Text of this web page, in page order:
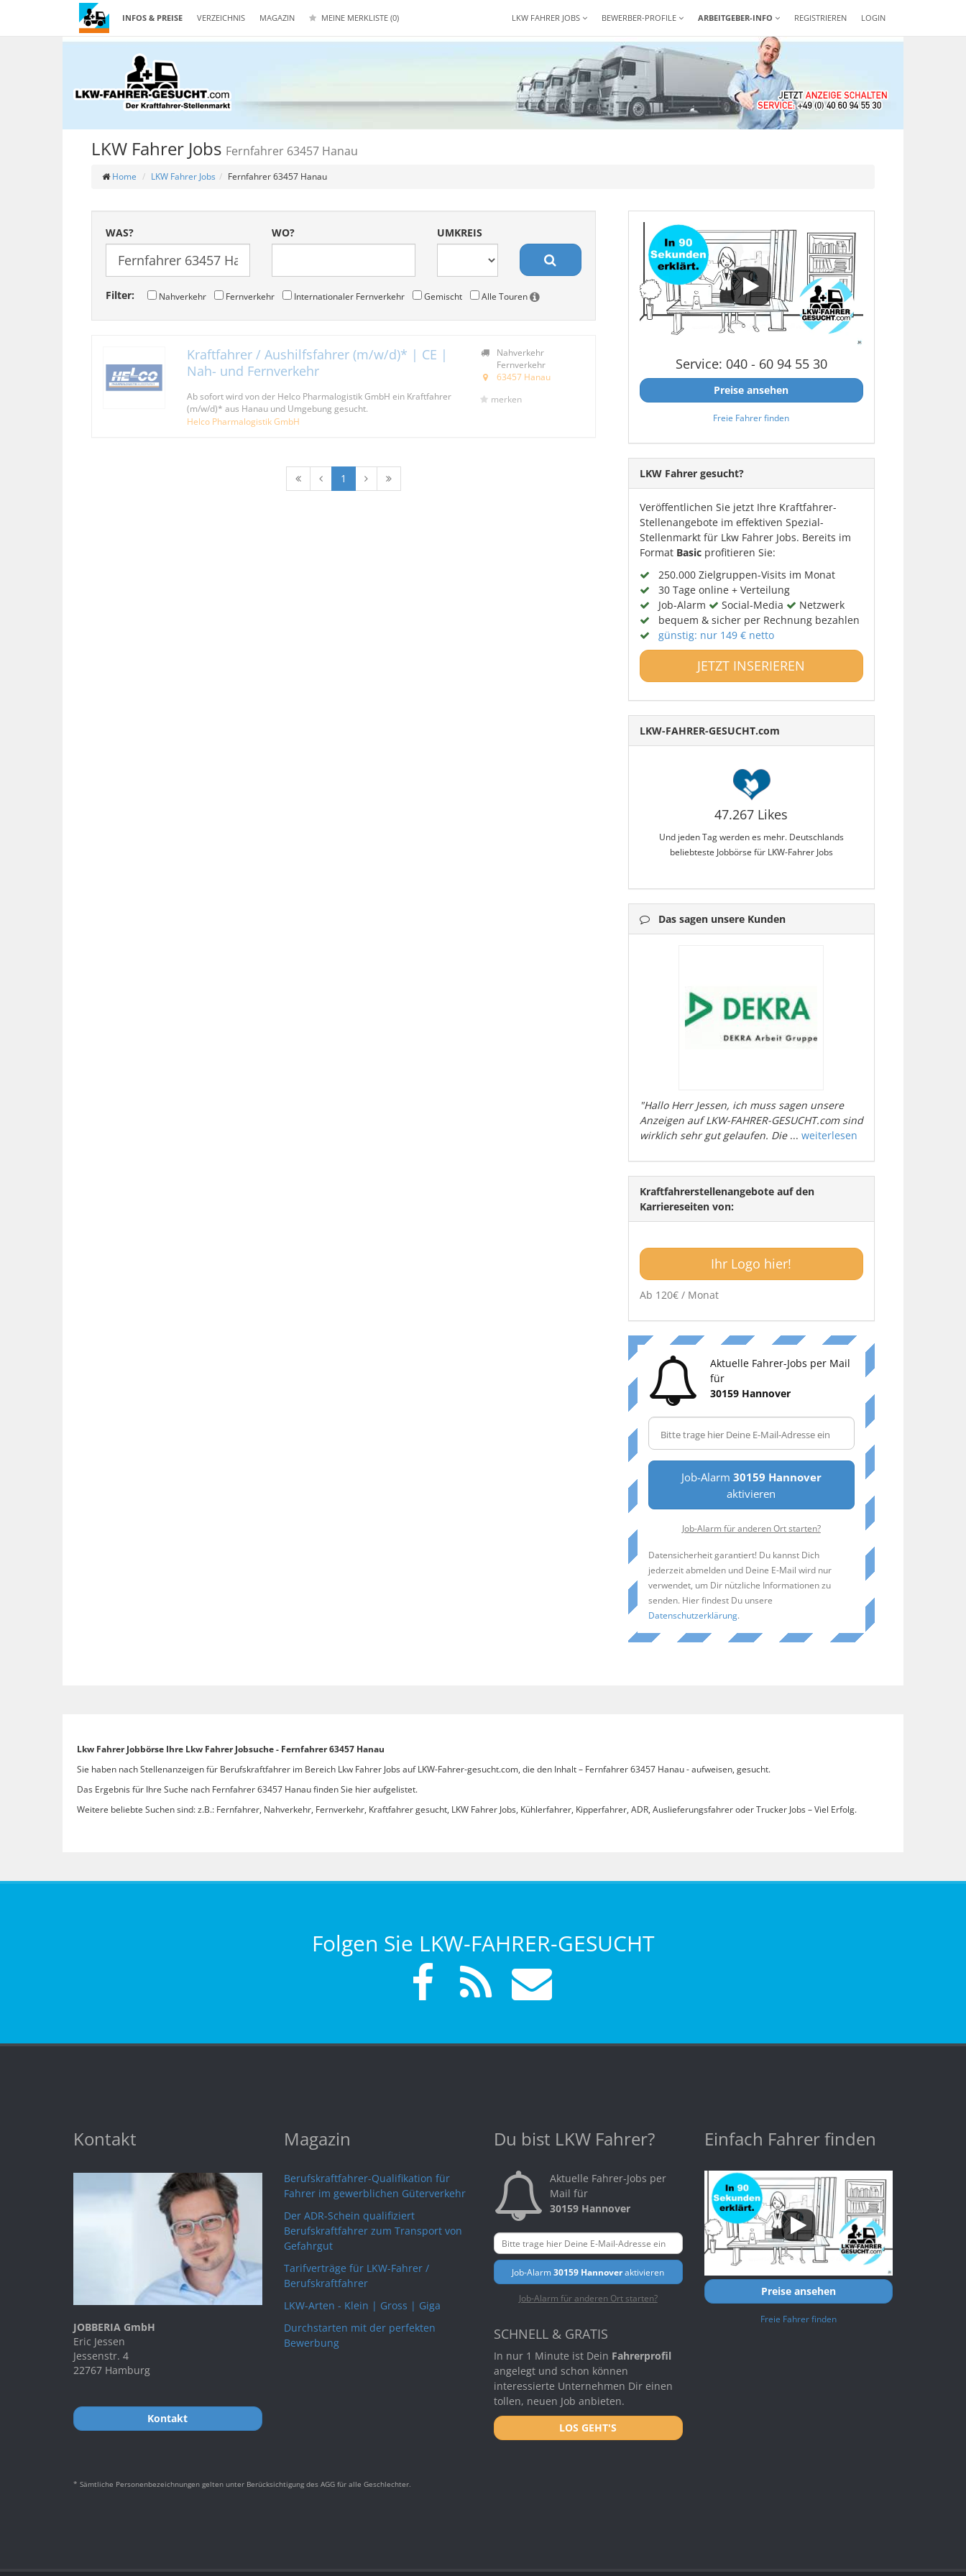
INFOS & PREISE VERZEICHNIS MAGAZIN MEINE MERKLISTE (0) REGISTRIEREN LOGIN
LKW FAHRER JOBS BEWERBER-PROFILE ARBEITGEBER-INFO
LKW Fahrer Jobs Fernfahrer 63457 Hanau
Home LKW Fahrer Jobs Fernfahrer 63457 Hanau
WAS? WO? UMKREIS
Filter: Nahverkehr Fernverkehr Internationaler Fernverkehr Gemischt Alle Touren
Kraftfahrer / Aushilfsfahrer (m/w/d)* | CE |
Nah- und Fernverkehr
Ab sofort wird von der Helco Pharmalogistik GmbH ein Kraftfahrer
(m/w/d)* aus Hanau und Umgebung gesucht.
Helco Pharmalogistik GmbH
Nahverkehr
Fernverkehr
63457 Hanau
merken
1
Service: 040 - 60 94 55 30
Preise ansehen
Freie Fahrer finden
LKW Fahrer gesucht?
Veröffentlichen Sie jetzt Ihre Kraftfahrer-
Stellenangebote im effektiven Spezial-
Stellenmarkt für Lkw Fahrer Jobs. Bereits im
Format Basicprofitieren Sie:
250.000 Zielgruppen-Visits im Monat
30 Tage online + Verteilung
Job-Alarm
Social-Media
Netzwerk
bequem & sicher per Rechnung bezahlen
günstig: nur 149 € netto
JETZT INSERIEREN
LKW-FAHRER-GESUCHT.com
47.267 Likes
Und jeden Tag werden es mehr. Deutschlands
beliebteste Jobbörse für LKW-Fahrer Jobs
Das sagen unsere Kunden
"Hallo Herr Jessen, ich muss sagen unsere
Anzeigen auf LKW-FAHRER-GESUCHT.com sind
wirklich sehr gut gelaufen. Die... weiterlesen
Kraftfahrerstellenangebote auf den
Karriereseiten von:
Ihr Logo hier!
Ab 120€ / Monat
Aktuelle Fahrer-Jobs per Mail
für
30159 Hannover
Job-Alarm 30159 Hannover
aktivieren
Job-Alarm für anderen Ort starten?
Datensicherheit garantiert! Du kannst Dich
jederzeit abmelden und Deine E-Mail wird nur
verwendet, um Dir nützliche Informationen zu
senden. Hier findest Du unsere
Datenschutzerklärung.
Lkw Fahrer Jobbörse Ihre Lkw Fahrer Jobsuche - Fernfahrer 63457 Hanau
Sie haben nach Stellenanzeigen für Berufskraftfahrer im Bereich Lkw Fahrer Jobs auf LKW-Fahrer-gesucht.com, die den Inhalt – Fernfahrer 63457 Hanau - aufweisen, gesucht.
Das Ergebnis für Ihre Suche nach Fernfahrer 63457 Hanau finden Sie hier aufgelistet.
Weitere beliebte Suchen sind: z.B.: Fernfahrer, Nahverkehr, Fernverkehr, Kraftfahrer gesucht, LKW Fahrer Jobs, Kühlerfahrer, Kipperfahrer, ADR, Auslieferungsfahrer oder Trucker Jobs – Viel Erfolg.
Folgen Sie LKW-FAHRER-GESUCHT
Kontakt
JOBBERIA GmbH
Eric Jessen
Jessenstr. 4
22767 Hamburg
Kontakt
Magazin
Berufskraftfahrer-Qualifikation für
Fahrer im gewerblichen Güterverkehr
Der ADR-Schein qualifiziert
Berufskraftfahrer zum Transport von
Gefahrgut
Tarifverträge für LKW-Fahrer /
Berufskraftfahrer
LKW-Arten - Klein | Gross | Giga
Durchstarten mit der perfekten
Bewerbung
Du bist LKW Fahrer?
Aktuelle Fahrer-Jobs per
Mail für
30159 Hannover
Job-Alarm30159 Hannoveraktivieren
Job-Alarm für anderen Ort starten?
SCHNELL & GRATIS
In nur 1 Minute ist Dein Fahrerprofil
angelegt und schon können
interessierte Unternehmen Dir einen
tollen, neuen Job anbieten.
LOS GEHT'S
Einfach Fahrer finden
Preise ansehen
Freie Fahrer finden
* Sämtliche Personenbezeichnungen gelten unter Berücksichtigung des AGG für alle Geschlechter.